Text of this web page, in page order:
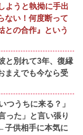
ようと執拗に手出
ない！何度断って
との合作』という
と別れて3年、復縁
まえでも今なら受
つうちに来る？」
った」と言い張り
子供相手に本気に